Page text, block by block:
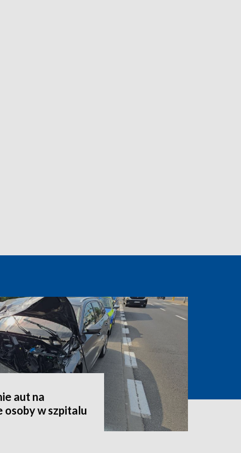
aut na
w szpitalu